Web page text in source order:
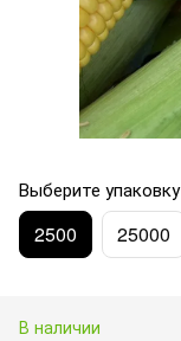
Выберите упаковку
2500 25000
В наличии